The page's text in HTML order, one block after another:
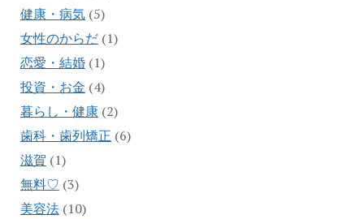
健康・病気(5)
女性のからだ(1)
恋愛・結婚(1)
投資・お金 (4)
暮らし・健康(2)
歯科・歯列矯正 (6)
滋賀 (1)
無料♡ (3)
美容法(10)